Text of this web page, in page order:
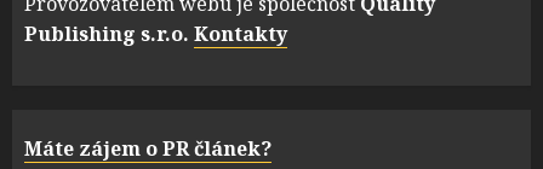
Publishing s.r.o. Kontakty
Máte zájem o PR článek?